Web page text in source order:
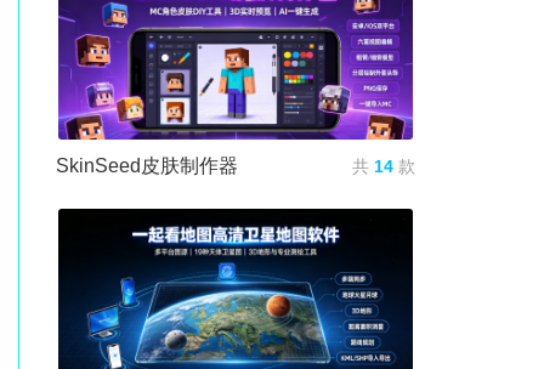
SkinSeed皮肤制作器 共 14 款